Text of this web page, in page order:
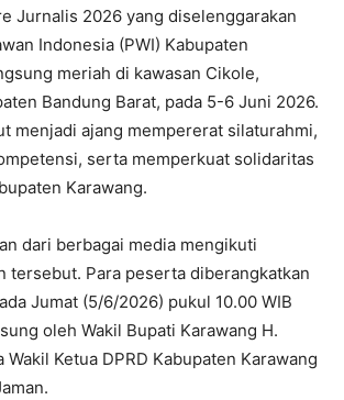
Jurnalis 2026 yang diselenggarakan
Indonesia (PWI) Kabupaten
meriah di kawasan Cikole,
Bandung Barat, pada 5-6 Juni 2026.
menjadi ajang mempererat silaturahmi,
serta memperkuat solidaritas
Karawang.
dari berbagai media mengikuti
tersebut. Para peserta diberangkatkan
Jumat (5/6/2026) pukul 10.00 WIB
oleh Wakil Bupati Karawang H.
Wakil Ketua DPRD Kabupaten Karawang